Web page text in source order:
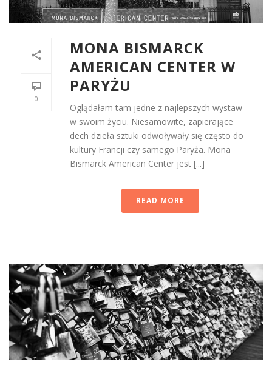
0
MONA BISMARCK
AMERICAN CENTER W
PARYŻU
Oglądałam tam jedne z najlepszych wystaw
w swoim życiu. Niesamowite, zapierające
dech dzieła sztuki odwoływały się często do
kultury Francji czy samego Paryża. Mona
Bismarck American Center jest [...]
READ MORE